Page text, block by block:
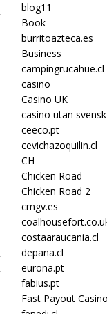
blog11
Book
burritoazteca.es
Business
campingrucahue.cl
casino
Casino UK
casino utan
ceeco.pt
cevichazoquilin.cl
CH
Chicken Road
Chicken Road 2
cmgv.es
costaaraucania.cl
depana.cl
eurona.pt
fabius.pt
Fast Payout Casino